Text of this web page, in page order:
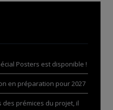
Posters est disponible !
en préparation pour 2027
des prémices du projet, il